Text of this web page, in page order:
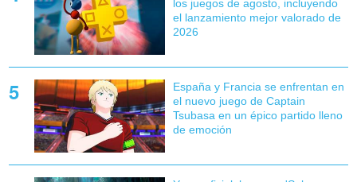
los juegos de agosto, incluyendo
el lanzamiento mejor valorado de
2026
España y Francia se enfrentan en
el nuevo juego de Captain
Tsubasa en un épico partido lleno
de emoción